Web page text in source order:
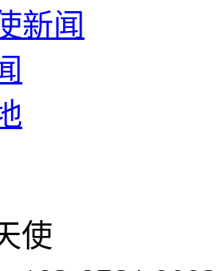
新闻
使